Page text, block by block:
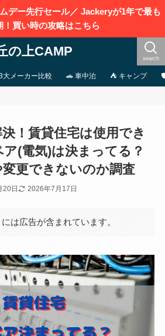
デー先行セール／ Jackeryが1年で最も
！買い時の攻略はこちら
の上CAMP search
メーカー比較 🚗 車中泊 ⛺ キャンプ
！賃貸住宅は使用でき
(電気)は決まってる？
更できないのか調査
20日 2026年7月17日
は広告が含まれています。